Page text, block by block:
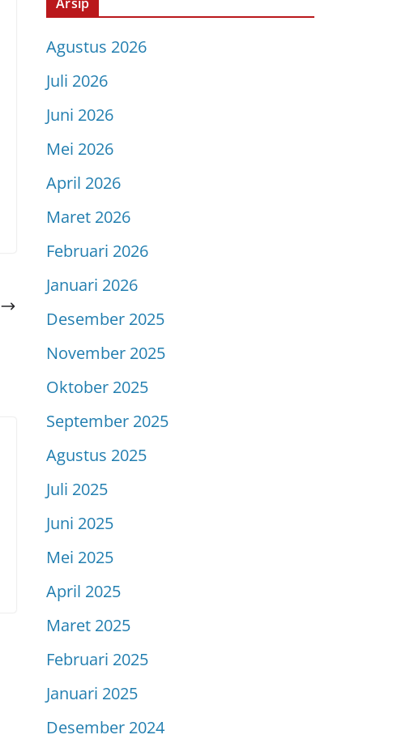
Agustus 2026
Juli 2026
Juni 2026
Mei 2026
April 2026
Maret 2026
Februari 2026
Januari 2026
Desember 2025
November 2025
Oktober 2025
September 2025
Agustus 2025
Juli 2025
Juni 2025
Mei 2025
April 2025
Maret 2025
Februari 2025
Januari 2025
Desember 2024